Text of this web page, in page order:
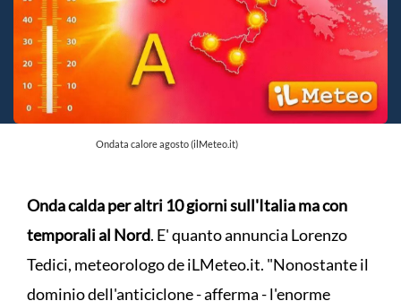
Ondata calore agosto (ilMeteo.it)
Onda calda per altri 10 giorni sull'Italia ma con
temporali al Nord. E' quanto annuncia Lorenzo
Tedici, meteorologo de iLMeteo.it. "Nonostante il
dominio dell'anticiclone - afferma - l'enorme